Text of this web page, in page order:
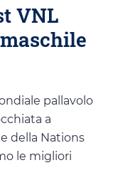
VNL
pallavolo
a
della Nations
le migliori